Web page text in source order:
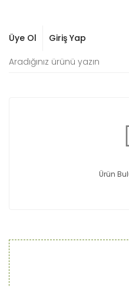
Üye Ol Giriş Yap
Ürün